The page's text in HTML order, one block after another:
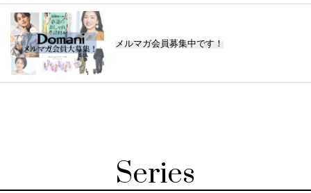
メルマガ会員募集中です！
Series